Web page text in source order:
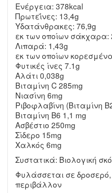
Ενέργεια: 378kcal
Πρωτεΐνες: 13,4g
Υδατάνθρακες: 76,9g
εκ των οποίων σάκχαρα:
Λιπαρά: 1,43g
εκ των οποίων
Φυτικές ίνες 7.1g
Αλάτι 0,038g
Βιταμίνη C 285mg
Νιασίνη 6mg
Ριβοφλαβίνη (Βιταμίνη
Βιταμίνη Β6 1,1 mg
Ασβέστιο 250mg
Σίδερο 15mg
Χαλκός 6mg
Συστατικά: Βιολογική
Φυλάσσεται σε δροσερό,
περιβάλλον